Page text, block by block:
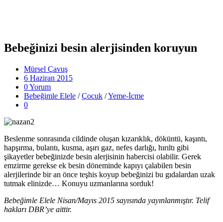
Bebeğinizi besin alerjisinden koruyun
Mürsel Çavuş
6 Haziran 2015
0 Yorum
Bebeğimle Elele /Çocuk /Yeme-İçme
0
Beslenme sonrasında cildinde oluşan kızarıklık, döküntü, kaşıntı,
hapşırma, bulantı, kusma, aşırı gaz, nefes darlığı, hırıltı gibi
şikayetler bebeğinizde besin alerjisinin habercisi olabilir. Gerek
emzirme gerekse ek besin döneminde kapıyı çalabilen besin
alerjilerinde bir an önce teşhis koyup bebeğinizi bu gıdalardan uzak
tutmak elinizde… Konuyu uzmanlarına sorduk!
Bebeğimle Elele Nisan/Mayıs 2015 sayısında yayınlanmıştır. Telif
hakları DBR’ye aittir.